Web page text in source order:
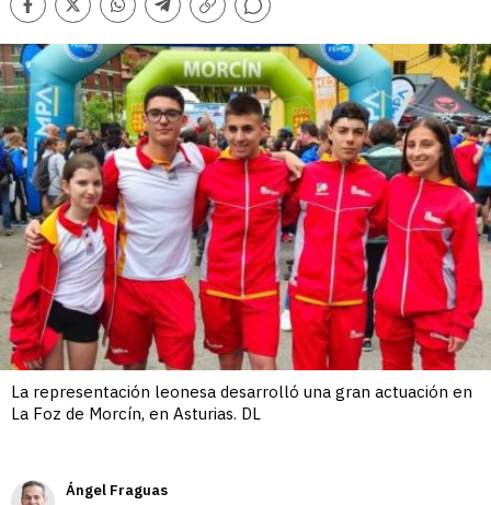
Facebook
TwitterWhatsappTelegram
Copiar
Comentarios
La representación leonesa desarrolló una gran actuación en
La Foz de Morcín, en Asturias. DL
Ángel Fraguas